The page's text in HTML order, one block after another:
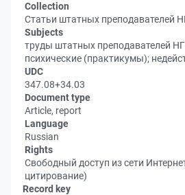
Collection
Статьи штатных преподавателей
Subjects
труды штатных преподавателей
психические (практикумы);
UDC
347.08+34.03
Document type
Article, report
Language
Russian
Rights
Свободный доступ из сети
цитирование)
Record key